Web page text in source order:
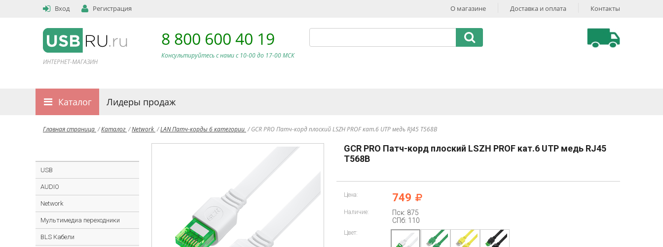
Вход Регистрация О магазине Доставка и оплата Контакты
ИНТЕРНЕТ-МАГАЗИН
8 800 600 40 19
Консультируйтесь с нами c 10-00 до 17-00 МСК
Каталог Лидеры продаж
Главная страница /Каталог /Network /LAN Патч-корды 6 категории / GCR PRO Патч-корд плоский LSZH PROF кат.6 UTP медь RJ45 T568B
USB
AUDIO
Network
Мультимедиа переходники
BLS Кабели
GCR PRO Патч-корд плоский LSZH PROF кат.6 UTP медь RJ45
T568B
Цена: 749
Наличие:
Пск: 875
СПб: 110
Цвет: